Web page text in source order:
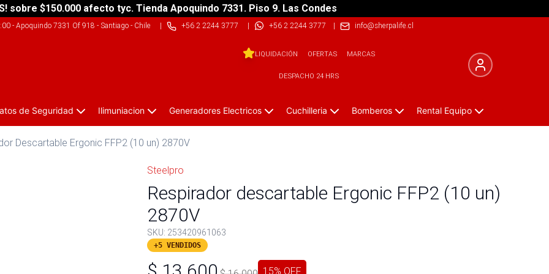
sobre $150.000 afecto tyc. Tienda Apoquindo 7331. Piso 9. Las Condes
- Apoquindo 7331 Of 918 - Santiago - Chile| +56 2 2244 3777 | +56 2 2244 3777 | info@sherpalife.cl
LIQUIDACIÓN OFERTAS MARCAS
DESPACHO 24 HRS
de Seguridad Ilimuniacion Generadores Electricos Cuchilleria Bomberos Rental Equipo
Descartable Ergonic FFP2 (10 un) 2870V
Steelpro
Respirador descartable Ergonic FFP2 (10 un)
2870V
SKU: 253420961063
+5 VENDIDOS
15% OFF